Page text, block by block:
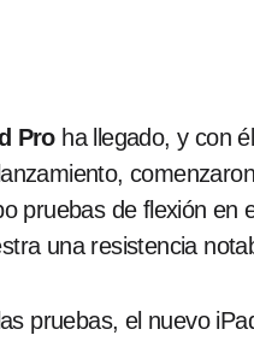
Proha llegado, y con
pruebas de flexión
una resistencia
pruebas, el nuevo